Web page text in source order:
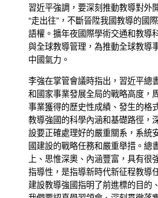
習近平強調，要深刻推動教導對外
“走出往”，不斷晉陞我國教導的國
語權。擴年夜國際學術交通和教導
與全球教導管理，為推動全球教導
中國氣力。
李強在掌管會議時指出，習近平總
和國家事業發展全局的戰略高度，
事業獲得的歷史性成績、發生的格
教導強國的科學內涵和基礎路徑，
設要正確處理好的嚴重關系，系統
國建設的戰略任務和嚴重舉措。總
上、思惟深奧、內涵豐富，具有很
指導性，是指導新時代新征程教導
建設教導強國指明了前進標的目的